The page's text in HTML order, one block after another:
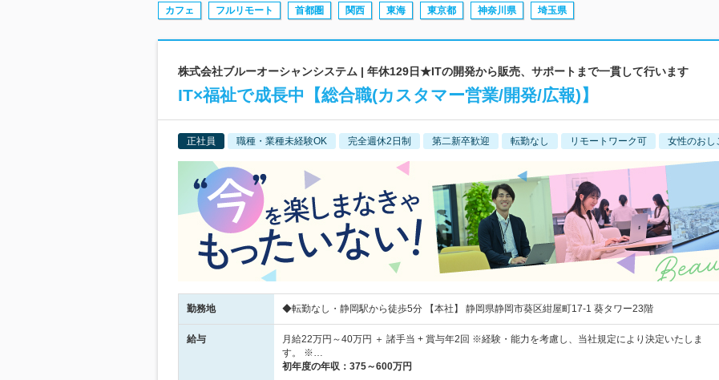
カフェ フルリモート 首都圏 関西 東海 東京都 神奈川県 埼玉県
株式会社ブルーオーシャンシステム | 年休129日★ITの開発から販売、サポートまで一貫して行います
IT×福祉で成長中【総合職(カスタマー営業/開発/広報)】
正社員 職種・業種未経験OK 完全週休2日制 第二新卒歓迎 転勤なし リモートワーク可 女性のおし
勤務地 ◆転勤なし・静岡駅から徒歩5分 【本社】 静岡県静岡市葵区紺屋町17-1 葵タワー23階
給与
月給22万円～40万円 ＋ 諸手当 + 賞与年2回 ※経験・能力を考慮し、当社規定により決定いたしま
す。 ※…
初年度の年収： 375～600万円